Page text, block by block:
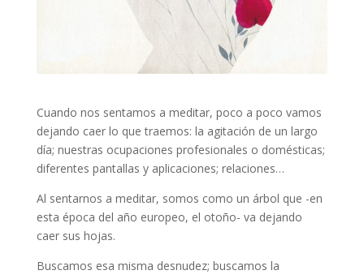
Cuando nos sentamos a meditar, poco a poco vamos
dejando caer lo que traemos: la agitación de un largo
día; nuestras ocupaciones profesionales o domésticas;
diferentes pantallas y aplicaciones; relaciones…
Al sentarnos a meditar, somos como un árbol que -en
esta época del año europeo, el otoño- va dejando
caer sus hojas.
Buscamos esa misma desnudez; buscamos la